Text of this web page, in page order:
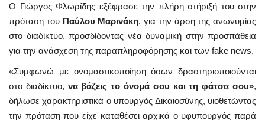
Ο Γιώργος Φλωρίδης εξέφρασε την πλήρη στήριξή του στην
πρόταση του Παύλου Μαρινάκη, για την άρση της ανωνυμίας
στο διαδίκτυο, προσδίδοντας νέα δυναμική στην προσπάθεια
για την ανάσχεση της παραπληροφόρησης και των fake news.
«Συμφωνώ με ονομαστικοποίηση όσων δραστηριοποιούνται
στο διαδίκτυο, να βάζεις το όνομά σου και τη φάτσα σου»,
δήλωσε χαρακτηριστικά ο υπουργός Δικαιοσύνης, υιοθετώντας
την πρόταση που είχε καταθέσει αρχικά ο υφυπουργός παρά